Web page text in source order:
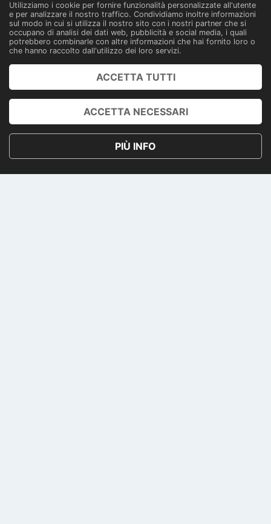
Con tecnologia
PRENOTA
ACCOUNT
PRIVACY POLICY
TERMINI E CONDIZIONI
Utilizziamo i cookie per fornire funzionalità personalizzate all'utente
e per analizzare il nostro traffico. Condividiamo inoltre informazioni
sul modo in cui si utilizza il nostro sito con i nostri partner che si
occupano di analisi dei dati web, pubblicità e social media, i quali
potrebbero combinarle con altre informazioni che hai fornito loro o
che hanno raccolto dall'utilizzo dei loro servizi.
ACCETTA TUTTI
ACCETTA NECESSARI
PIÙ INFO